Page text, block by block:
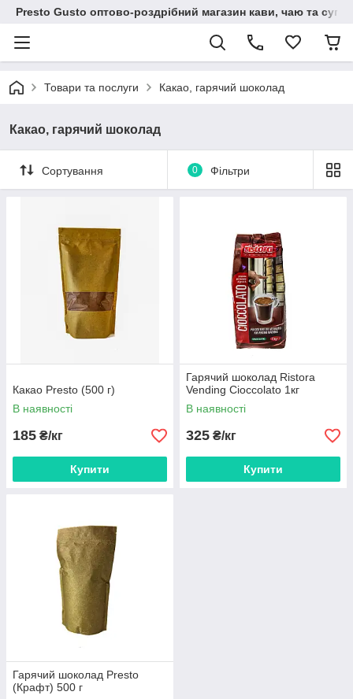
Presto Gusto оптово-роздрібний магазин кави, чаю та
Товари та послуги Какао, гарячий шоколад
Какао, гарячий шоколад
Сортування 0 Фільтри
Какао Presto (500 г)
В наявності
185 ₴/кг
Купити
Гарячий шоколад Ristora
Vending Cioccolato 1кг
В наявності
325 ₴/кг
Купити
Гарячий шоколад Presto
(Крафт) 500 г